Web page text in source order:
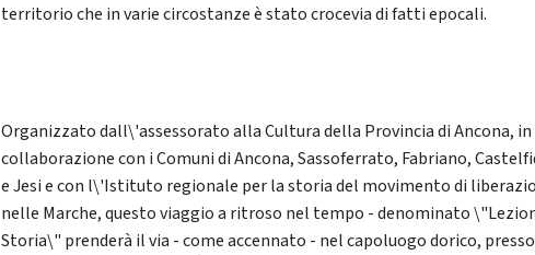
territorio che in varie circostanze è stato crocevia di fatti epocali.
Organizzato dall\'assessorato alla Cultura della Provincia di Ancona, in
collaborazione con i Comuni di Ancona, Sassoferrato, Fabriano,
e Jesi e con l\'Istituto regionale per la storia del movimento di
nelle Marche, questo viaggio a ritroso nel tempo - denominato
Storia\" prenderà il via - come accennato - nel capoluogo dorico,